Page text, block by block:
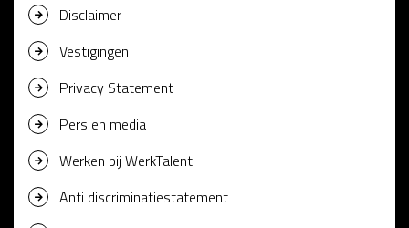
Disclaimer
Vestigingen
Privacy Statement
Pers en media
Werken bij WerkTalent
Anti discriminatiestatement